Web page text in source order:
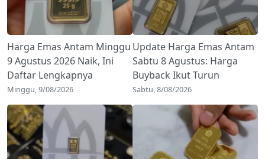
Harga Emas Antam Minggu
9 Agustus 2026 Naik, Ini
Daftar Lengkapnya
Minggu, 9/08/2026
Update Harga Emas Antam
Sabtu 8 Agustus: Harga
Buyback Ikut Turun
Sabtu, 8/08/2026